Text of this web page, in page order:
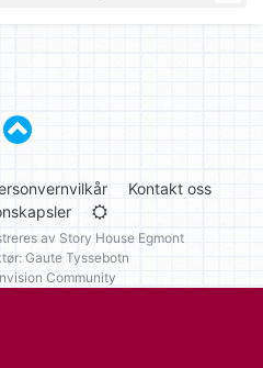
Kontakt oss
av Story House Egmont
Gaute Tyssebotn
Community